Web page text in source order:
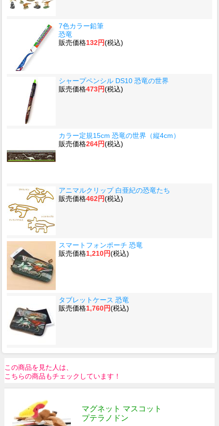
7色カラー鉛筆
恐竜
販売価格132円(税込)
シャープペンシル DS10 恐竜の世界
販売価格473円(税込)
カラー定規15cm 恐竜の世界（縦4cm）
販売価格264円(税込)
アニマルクリップ 白亜紀の恐竜たち
販売価格462円(税込)
スマートフォンポーチ 恐竜
販売価格1,210円(税込)
タブレットケース 恐竜
販売価格1,760円(税込)
この商品を見た人は、
こちらの商品もチェックしています！
マグネット マスコット
プテラノドン